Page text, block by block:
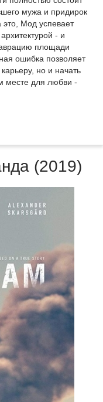
мужа и придирок
это, Мод успевает
- и
площади
ошибка позволяет
но и начать
месте для любви -
(2019)